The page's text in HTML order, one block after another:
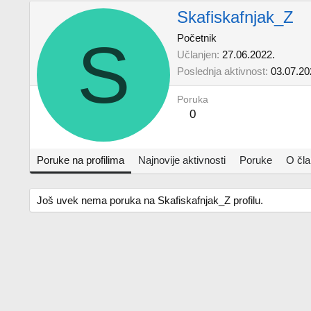
S
Skafiskafnjak_Z
Početnik
Učlanjen 27.06.2022.
Poslednja aktivnost
Poruka
0
Poruke na profilima Najnovije aktivnosti Poruke O
Još uvek nema poruka na Skafiskafnjak_Z profilu.